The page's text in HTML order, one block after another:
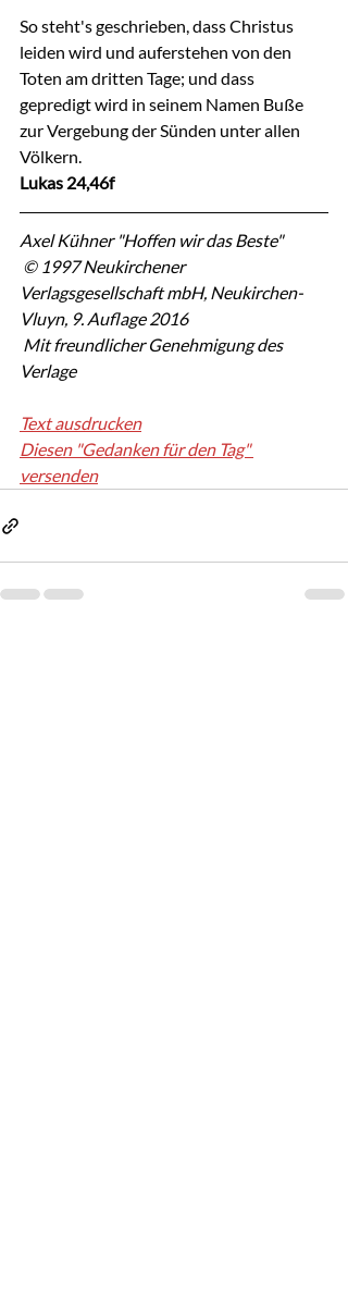
So steht's geschrieben, dass Christus
leiden wird und auferstehen von den
Toten am dritten Tage; und dass
gepredigt wird in seinem Namen Buße
zur Vergebung der Sünden unter allen
Völkern.
Lukas 24,46f
Axel Kühner "Hoffen wir das Beste"
Verlagsgesellschaft mbH, Neukirchen-
Vluyn, 9. Auflage 2016
Verlage
Text ausdrucken
Diesen "Gedanken für den Tag"
versenden